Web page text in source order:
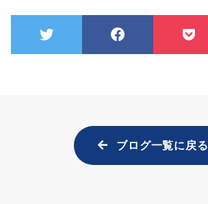
ブログ一覧に戻る